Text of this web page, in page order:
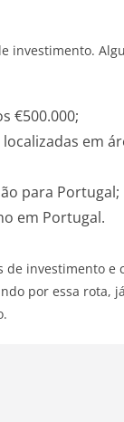
investimento.
€500.000;
em
para Portugal;
em Portugal.
investimento e
por essa rota,